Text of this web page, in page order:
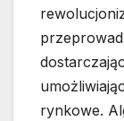
rynkowe.